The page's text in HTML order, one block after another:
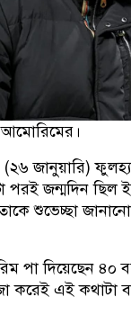
(২৬ জানুয়ারি)
পরই জন্মদিন
শুভেচ্ছা
পা দিয়েছেন ৪০
করেই এই কথাটা